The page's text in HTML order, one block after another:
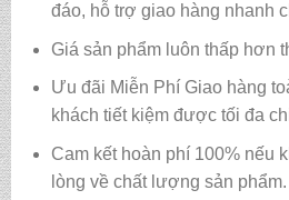
đáo, hỗ trợ giao hàng nhanh
Giá sản phẩm luôn thấp hơn
Ưu đãi Miễn Phí Giao hàng
khách tiết kiệm được tối đa
Cam kết hoàn phí 100% nếu
lòng về chất lượng sản phẩm.